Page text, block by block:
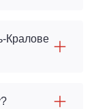
Кралове